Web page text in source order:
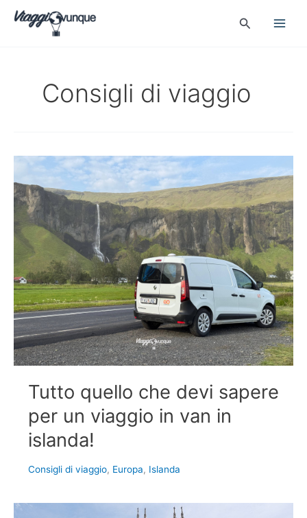
Cerca
Consigli di viaggio
Tutto quello che devi sapere
per un viaggio in van in
islanda!
Consigli di viaggio, Europa, Islanda